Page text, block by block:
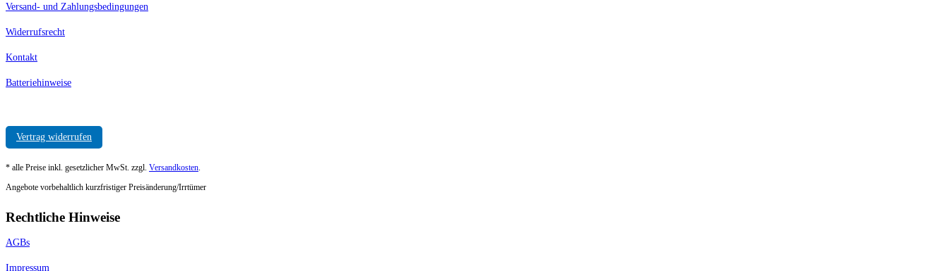
Versand- und Zahlungsbedingungen
Widerrufsrecht
Kontakt
Batteriehinweise
Vertrag widerrufen
* alle Preise inkl. gesetzlicher MwSt. zzgl. Versandkosten
Angebote vorbehaltlich kurzfristiger Preisänderung/Irrtümer
Rechtliche Hinweise
AGBs
Impressum